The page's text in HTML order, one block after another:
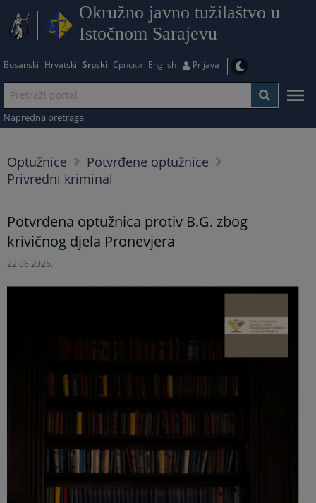
Okružno javno tužilaštvo u
Istočnom Sarajevu
Bosanski Hrvatski Srpski Српски English Prijava
Napredna pretraga
Optužnice
Potvrđene optužnice
Privredni kriminal
Potvrđena optužnica protiv B.G. zbog
krivičnog djela Pronevjera
22.06.2026.